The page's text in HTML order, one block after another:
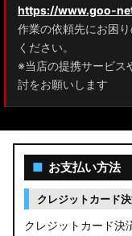
M900A/M910A ルーミ
A200A/A210A ライズ
E52 エルグランド
T32 エクストレイル
C28 セレナ
https://www.goo-
作業の依頼先にお困
ください。
※当店の提携サービス
討をお願いします
■ お支払い方法
クレジットカード
クレジットカード決